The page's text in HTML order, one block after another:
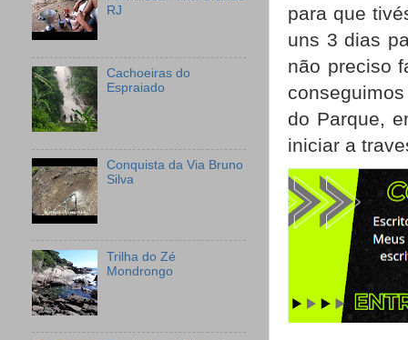
para que
uns 3 dias
não preciso
do Parque,
iniciar a
RJ
Cachoeiras do
Espraiado
Conquista da Via Bruno
Silva
Trilha do Zé
Mondrongo